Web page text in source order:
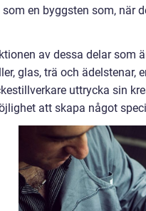
en byggsten som, när
av dessa delar som
glas, trä och ädelstenar,
uttrycka sin
att skapa något